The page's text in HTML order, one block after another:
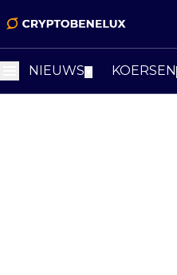
NIEUWS KOERSEN